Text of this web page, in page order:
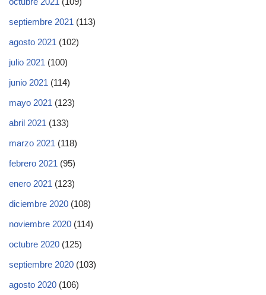
septiembre 2021 (113)
agosto 2021 (102)
julio 2021 (100)
junio 2021 (114)
mayo 2021 (123)
abril 2021 (133)
marzo 2021 (118)
febrero 2021 (95)
enero 2021 (123)
diciembre 2020 (108)
noviembre 2020 (114)
octubre 2020 (125)
septiembre 2020 (103)
agosto 2020 (106)